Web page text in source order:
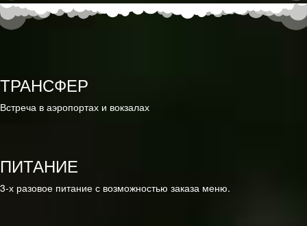
ТРАНСФЕР
Встреча в аэропортах и вокзалах
ПИТАНИЕ
3-х разовое питание с возможностью заказа меню.